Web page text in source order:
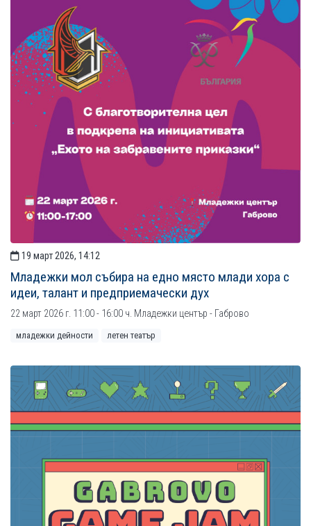
19 март 2026, 14:12
Младежки мол събира на едно място млади хора с
идеи, талант и предприемачески дух
22 март 2026 г. 11:00 - 16:00 ч. Младежки център - Габрово
младежки дейности летен театър